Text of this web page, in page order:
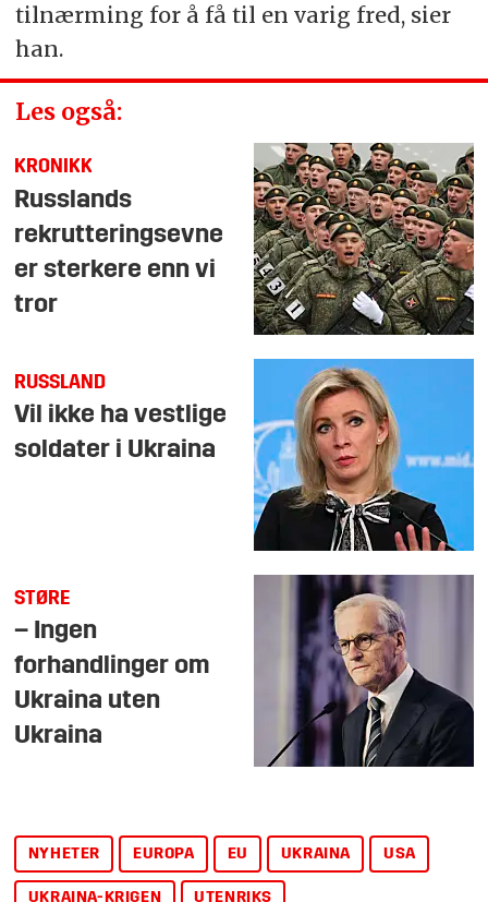
tilnærming for å få til en varig fred, sier
han.
Les også:
KRONIKK
Russlands
rekrutteringsevne
er sterkere enn vi
tror
RUSSLAND
Vil ikke ha vestlige
soldater i Ukraina
STØRE
– Ingen
forhandlinger om
Ukraina uten
Ukraina
NYHETER EUROPA EU UKRAINA USA
UKRAINA-KRIGEN UTENRIKS